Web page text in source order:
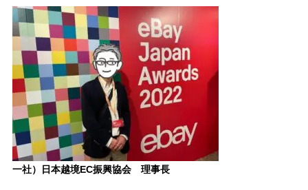
一社）日本越境EC振興協会 理事長